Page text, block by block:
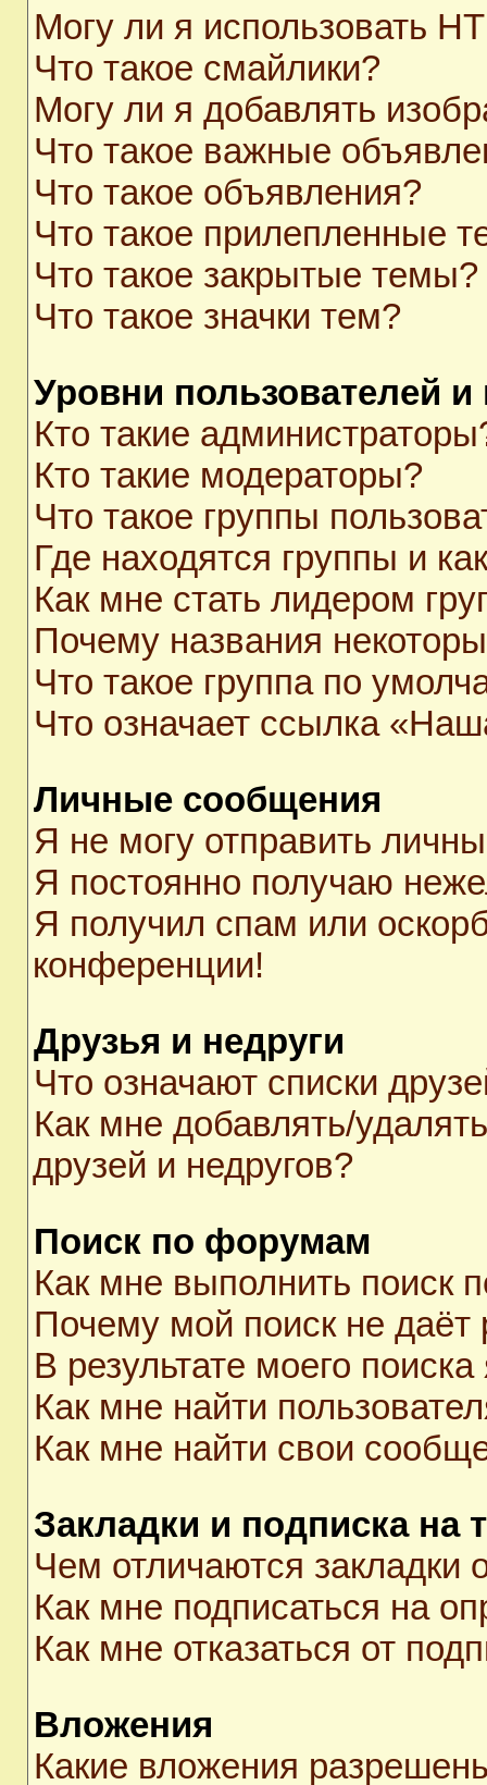
Могу ли я использовать
Что такое смайлики?
Могу ли я добавлять
Что такое важные
Что такое объявления?
Что такое прилепленные
Что такое закрытые темы?
Что такое значки тем?
Уровни пользователей и
Кто такие
Кто такие модераторы?
Что такое группы
Где находятся группы и
Как мне стать лидером
Почему названия
Что такое группа по
Что означает ссылка
Личные сообщения
Я не могу отправить
Я постоянно получаю
Я получил спам или
конференции!
Друзья и недруги
Что означают списки
Как мне добавлять/
друзей и недругов?
Поиск по форумам
Как мне выполнить
Почему мой поиск не даёт
В результате моего
Как мне найти
Как мне найти свои
Закладки и подписка на
Чем отличаются закладки
Как мне подписаться на
Как мне отказаться от
Вложения
Какие вложения